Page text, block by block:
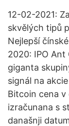
12-02-2021:
skvělých tipů
Nejlepší
2020: IPO Ant
giganta
signál na
Bitcoin cena v
izračunana s
današnji